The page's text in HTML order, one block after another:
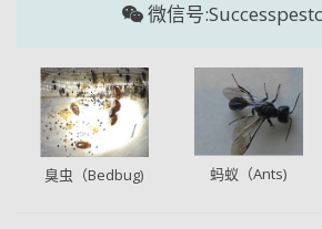
微信号
臭虫（Bedbug) 蚂蚁（Ants)